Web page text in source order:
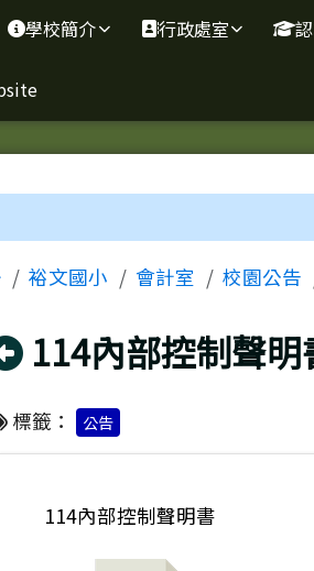
小學
學校簡介 行政處室
內容區域
Home裕文國小 會計室 校園公告
回上頁
114內部控制聲明
標籤： 公告
114內部控制聲明書